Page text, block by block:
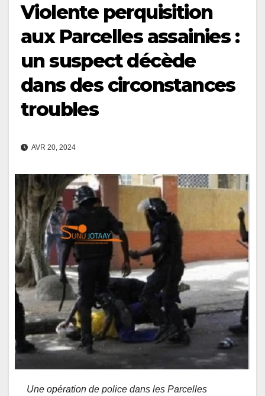
Violente perquisition
aux Parcelles assainies :
un suspect décède
dans des circonstances
troubles
AVR 20, 2024
Une opération de police dans les Parcelles